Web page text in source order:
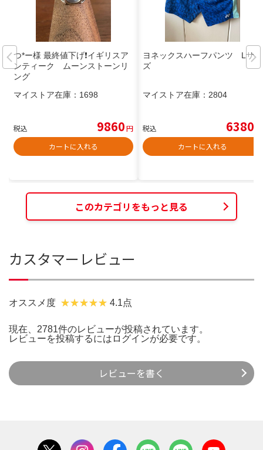
つ*ー様 最終値下げ❗️イギリスア
ンティーク ムーンストーンリ
ング
マイストア在庫： 1698
税込 9860円
カートに入れる
ヨネックスハーフパンツ Lサイ
ズ
マイストア在庫： 2804
税込 6380
カートに入れる
このカテゴリをもっと見る
カスタマーレビュー
オススメ度 4.1点
現在、2781件のレビューが投稿されています。
レビューを投稿するには ログインが必要です。
レビューを書く